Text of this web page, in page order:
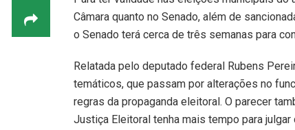
Câmara quanto no Senado, além de
o Senado terá cerca de três semanas para
Relatada pelo deputado federal Rubens
temáticos, que passam por alterações no
regras da propaganda eleitoral. O parecer
Justiça Eleitoral tenha mais tempo para